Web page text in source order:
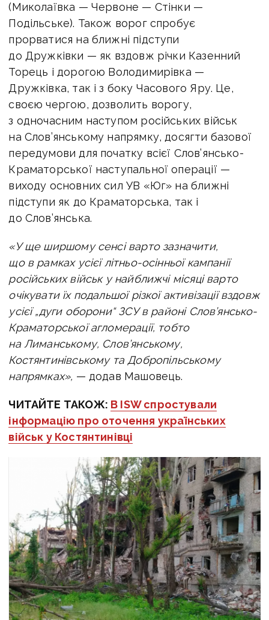
(Миколаївка — Червоне — Стінки —
Подільське). Також ворог спробує
прорватися на ближні підступи
до Дружківки — як вздовж річки Казенний
Торець і дорогою Володимирівка —
Дружківка, так і з боку Часового Яру. Це,
своєю чергою, дозволить ворогу,
з одночасним наступом російських військ
на Слов’янському напрямку, досягти базової
передумови для початку всієї Слов’янсько-
Краматорської наступальної операції —
виходу основних сил УВ «Юг» на ближні
підступи як до Краматорська, так і
до Слов’янська.
«У ще ширшому сенсі варто зазначити,
що в рамках усієї літньо-осінньої кампанії
російських військ у найближчі місяці варто
очікувати їх подальшої різкої активізації вздовж
усієї „дуги оборони“ ЗСУ в районі Слов’янсько-
Краматорської агломерації, тобто
на Лиманському, Слов’янському,
Костянтинівському та Добропільському
напрямках», — додав Машовець.
ЧИТАЙТЕ ТАКОЖ: В ISW спростували
інформацію про оточення українських
військ у Костянтинівці